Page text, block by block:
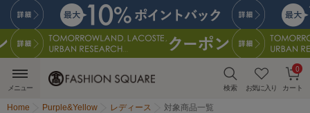
検索 お気に入り カート
0
メニュー
Home Purple&Yellow レディース 対象商品一覧